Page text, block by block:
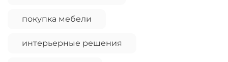
покупка мебели
интерьерные решения